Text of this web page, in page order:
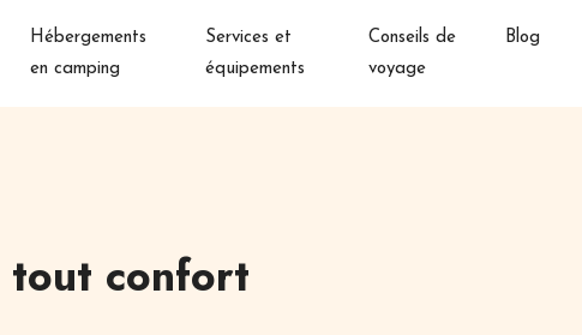
Hébergements
en camping
Services et
équipements
Conseils de
voyage
Blog
tout confort